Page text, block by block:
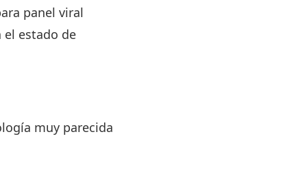
panel viral
el estado de
muy parecida